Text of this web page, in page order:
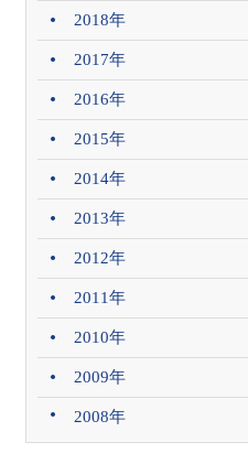
2018年
2017年
2016年
2015年
2014年
2013年
2012年
2011年
2010年
2009年
2008年